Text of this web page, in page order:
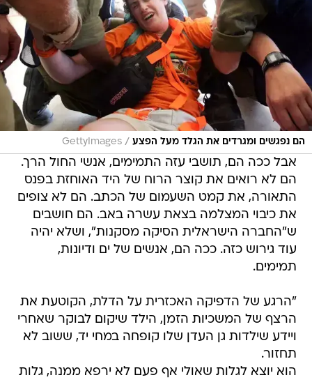
הם נפגשים ומגרדים את הגלד מעל הפצע /
GettyImages
אבל ככה הם, תושבי עזה התמימים, אנשי החול הרך.
הם לא רואים את קוצר הרוח של היד האוחזת בפנס
התאורה, את קמט השעמום של הכתב. הם לא צופים
את כיבוי המצלמה בצאת עשרה באב. הם חושבים
ש"החברה הישראלית הסיקה מסקנות", ושלא יהיה
עוד גירוש כזה. ככה הם, אנשים של ים ודיונות,
תמימים.
"הרגע של הדפיקה האכזרית על הדלת, הקוטעת את
הרצף של המשכיות הזמן, הילד שיקום לבוקר שאחרי
ויידע שילדות גן העדן שלו קופחה במחי יד, ששוב לא
תחזור.
הוא יוצא לגלות שאולי אף פעם לא ירפא ממנה, גלות